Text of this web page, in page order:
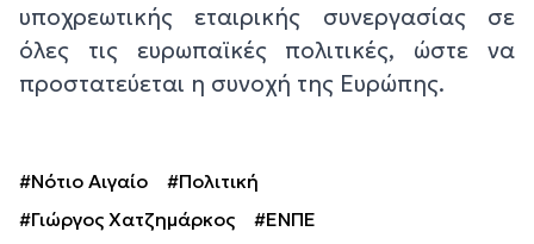
υποχρεωτικής εταιρικής συνεργασίας σε
όλες τις ευρωπαϊκές πολιτικές, ώστε να
προστατεύεται η συνοχή της Ευρώπης.
#Νότιο Αιγαίο
#Πολιτική
#Γιώργος Χατζημάρκος
#ΕΝΠΕ